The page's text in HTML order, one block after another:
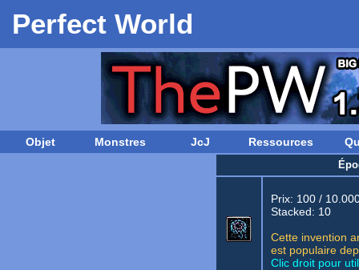
Perfect World
Objet Monstres JcJ Ressources
Prix: 100 /
Stacked: 10
Cette invention
est populaire
Clic droit pour